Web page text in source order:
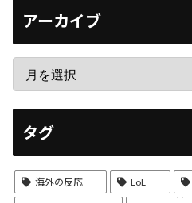
アーカイブ
タグ
海外の反応 LoL